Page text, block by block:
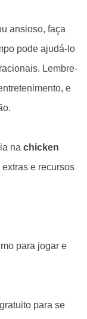
ansioso, faça
pode ajudá-lo
Lembre-
e
na chicken
e recursos
para jogar e
para se